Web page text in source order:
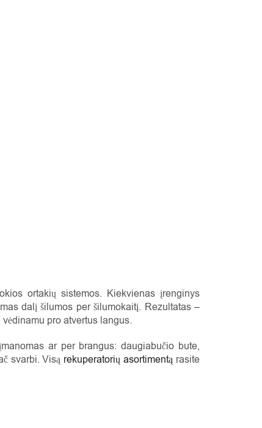
ortakių sistemos. Kiekvienas įrenginys
dalį šilumos per šilumokaitį. Rezultatas –
pro atvertus langus.
ar per brangus: daugiabučio bute,
svarbi. Visą rekuperatorių asortimentą rasite